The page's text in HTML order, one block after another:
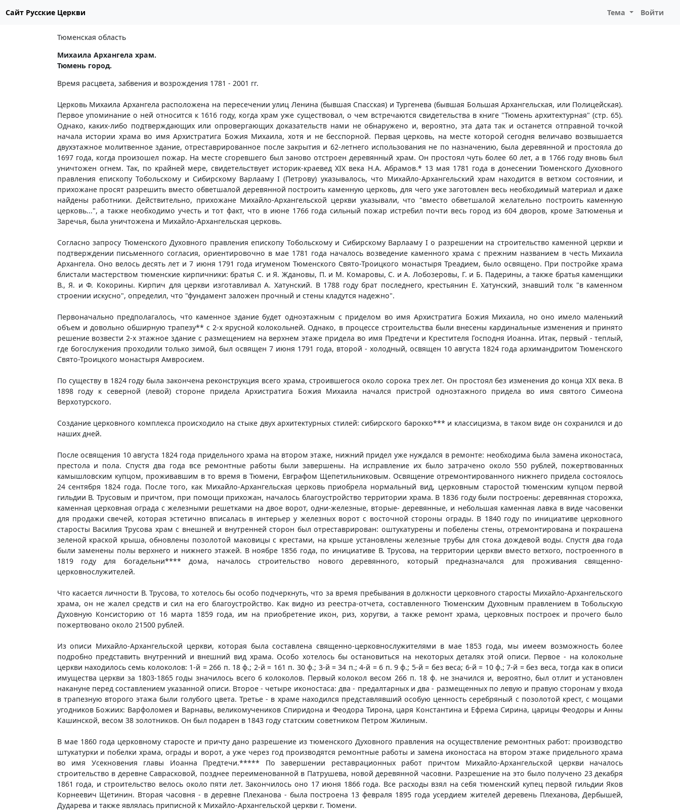
Сайт Русские Церкви Тема Войти
Тюменская область
Михаила Архангела храм.
Тюмень город.
Время расцвета, забвения и возрождения 1781 - 2001 гг.
Церковь Михаила Архангела расположена на пересечении улиц Ленина (бывшая Спасская) и Тургенева (бывшая Большая Архангельская, или Полицейская).
Первое упоминание о ней относится к 1616 году, когда храм уже существовал, о чем встречаются свидетельства в книге "Тюмень архитектурная" (стр. 65).
Однако, каких-либо подтверждающих или опровергающих доказательств нами не обнаружено и, вероятно, эта дата так и останется отправной точкой
начала истории храма во имя Архистратига Божия Михаила, хотя и не бесспорной. Первая церковь, на месте которой сегодня величаво возвышается
двухэтажное молитвенное здание, отреставрированное после закрытия и 62-летнего использования не по назначению, была деревянной и простояла до
1697 года, когда произошел пожар. На месте сгоревшего был заново отстроен деревянный храм. Он простоял чуть более 60 лет, а в 1766 году вновь был
уничтожен огнем. Так, по крайней мере, свидетельствует историк-краевед XIX века Н.А. Абрамов.* 13 мая 1781 года в донесении Тюменского Духовного
правления епископу Тобольскому и Сибирскому Варлааму I (Петрову) указывалось, что Михайло-Архангельский храм находится в ветхом состоянии, и
прихожане просят разрешить вместо обветшалой деревянной построить каменную церковь, для чего уже заготовлен весь необходимый материал и даже
найдены работники. Действительно, прихожане Михайло-Архангельской церкви указывали, что "вместо обветшалой желательно построить каменную
церковь...", а также необходимо учесть и тот факт, что в июне 1766 года сильный пожар истребил почти весь город из 604 дворов, кроме Затюменья и
Заречья, была уничтожена и Михайло-Архангельская церковь.
Согласно запросу Тюменского Духовного правления епископу Тобольскому и Сибирскому Варлааму I о разрешении на строительство каменной церкви и
подтверждении письменного согласия, ориентировочно в мае 1781 года началось возведение каменного храма с прежним названием в честь Михаила
Архангела. Оно велось десять лет и 7 июня 1791 года игуменом Тюменского Свято-Троицкого монастыря Треадием, было освящено. При постройке храма
блистали мастерством тюменские кирпичники: братья С. и Я. Ждановы, П. и М. Комаровы, С. и А. Лобозеровы, Г. и Б. Падерины, а также братья каменщики
В., Я. и Ф. Кокорины. Кирпич для церкви изготавливал А. Хатунский. В 1788 году брат последнего, крестьянин Е. Хатунский, знавший толк "в каменном
строении искусно", определил, что "фундамент заложен прочный и стены кладутся надежно".
Первоначально предполагалось, что каменное здание будет одноэтажным с приделом во имя Архистратига Божия Михаила, но оно имело маленький
объем и довольно обширную трапезу** с 2-х ярусной колокольней. Однако, в процессе строительства были внесены кардинальные изменения и принято
решение возвести 2-х этажное здание с размещением на верхнем этаже придела во имя Предтечи и Крестителя Господня Иоанна. Итак, первый - теплый,
где богослужения проходили только зимой, был освящен 7 июня 1791 года, второй - холодный, освящен 10 августа 1824 года архимандритом Тюменского
Свято-Троицкого монастыря Амвросием.
По существу в 1824 году была закончена реконструкция всего храма, строившегося около сорока трех лет. Он простоял без изменения до конца XIX века. В
1898 году к северной (левой) стороне придела Архистратига Божия Михаила начался пристрой одноэтажного придела во имя святого Симеона
Верхотурского.
Создание церковного комплекса происходило на стыке двух архитектурных стилей: сибирского барокко*** и классицизма, в таком виде он сохранился и до
наших дней.
После освящения 10 августа 1824 года придельного храма на втором этаже, нижний придел уже нуждался в ремонте: необходима была замена иконостаса,
престола и пола. Спустя два года все ремонтные работы были завершены. На исправление их было затрачено около 550 рублей, пожертвованных
камышловским купцом, проживавшим в то время в Тюмени, Евграфом Щепетильниковым. Освящение отремонтированного нижнего придела состоялось
24 сентября 1824 года. После того, как Михайло-Архангельская церковь приобрела нормальный вид, церковным старостой тюменским купцом первой
гильдии В. Трусовым и причтом, при помощи прихожан, началось благоустройство территории храма. В 1836 году были построены: деревянная сторожка,
каменная церковная ограда с железными решетками на двое ворот, одни-железные, вторые- деревянные, и небольшая каменная лавка в виде часовенки
для продажи свечей, которая эстетично вписалась в интерьер у железных ворот с восточной стороны ограды. В 1840 году по инициативе церковного
старосты Василия Трусова храм с внешней и внутренней сторон был отреставрирован: оштукатурены и побелены стены, отремонтирована и покрашена
зеленой краской крыша, обновлены позолотой маковицы с крестами, на крыше установлены железные трубы для стока дождевой воды. Спустя два года
были заменены полы верхнего и нижнего этажей. В ноябре 1856 года, по инициативе В. Трусова, на территории церкви вместо ветхого, построенного в
1819 году для богадельни**** дома, началось строительство нового деревянного, который предназначался для проживания священно-
церковнослужителей.
Что касается личности В. Трусова, то хотелось бы особо подчеркнуть, что за время пребывания в должности церковного старосты Михайло-Архангельского
храма, он не жалел средств и сил на его благоустройство. Как видно из реестра-отчета, составленного Тюменским Духовным правлением в Тобольскую
Духовную Консисторию от 16 марта 1859 года, им на приобретение икон, риз, хоругви, а также ремонт храма, церковных построек и прочего было
пожертвовано около 21500 рублей.
Из описи Михайло-Архангельской церкви, которая была составлена священно-церковнослужителями в мае 1853 года, мы имеем возможность более
подробно представить внутренний и внешний вид храма. Особо хотелось бы остановиться на некоторых деталях этой описи. Первое - на колокольне
церкви находилось семь колоколов: 1-й = 266 п. 18 ф.; 2-й = 161 п. 30 ф.; 3-й = 34 п.; 4-й = 6 п. 9 ф.; 5-й = без веса; 6-й = 10 ф.; 7-й = без веса, тогда как в описи
имущества церкви за 1803-1865 годы значилось всего 6 колоколов. Первый колокол весом 266 п. 18 ф. не значился и, вероятно, был отлит и установлен
накануне перед составлением указанной описи. Второе - четыре иконостаса: два - предалтарных и два - размещенных по левую и правую сторонам у входа
в трапезную второго этажа были голубого цвета. Третье - в храме находился представлявший особую ценность серебряный с позолотой крест, с мощами
угодников Божиих: Варфоломея и Варнавы, великомучеников Спиридона и Феодора Тирона, царя Константина и Ефрема Сирина, царицы Феодоры и Анны
Кашинской, весом 38 золотников. Он был подарен в 1843 году статским советником Петром Жилиным.
В мае 1860 года церковному старосте и причту дано разрешение из тюменского Духовного правления на осуществление ремонтных работ: производство
штукатурки и побелки храма, ограды и ворот, а уже через год производятся ремонтные работы и замена иконостаса на втором этаже придельного храма
во имя Усекновения главы Иоанна Предтечи.***** По завершении реставрационных работ причтом Михайло-Архангельской церкви началось
строительство в деревне Саврасковой, позднее переименованной в Патрушева, новой деревянной часовни. Разрешение на это было получено 23 декабря
1861 года, и строительство велось около пяти лет. Закончилось оно 17 июня 1866 года. Все расходы взял на себя тюменский купец первой гильдии Яков
Корнеевич Щетинин. Вторая часовня - в деревне Плеханова - была построена 13 февраля 1895 года усердием жителей деревень Плеханова, Дербышей,
Дударева и также являлась приписной к Михайло-Архангельской церкви г. Тюмени.